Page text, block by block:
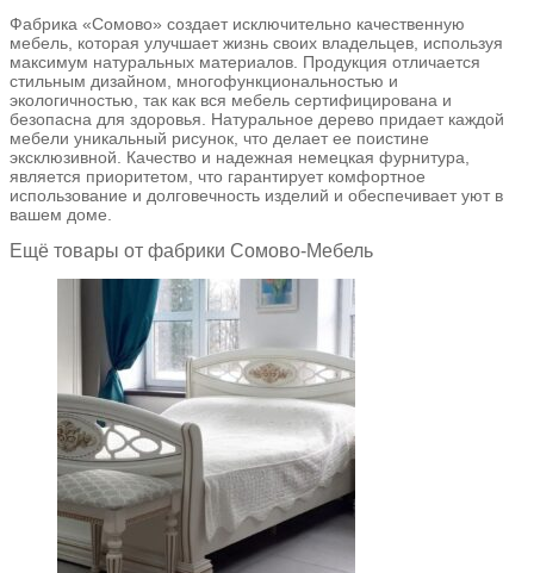
Фабрика «Сомово» создает исключительно качественную
мебель, которая улучшает жизнь своих владельцев, используя
максимум натуральных материалов. Продукция отличается
стильным дизайном, многофункциональностью и
экологичностью, так как вся мебель сертифицирована и
безопасна для здоровья. Натуральное дерево придает каждой
мебели уникальный рисунок, что делает ее поистине
эксклюзивной. Качество и надежная немецкая фурнитура,
является приоритетом, что гарантирует комфортное
использование и долговечность изделий и обеспечивает уют в
вашем доме.
Ещё товары от фабрики Сомово-Мебель